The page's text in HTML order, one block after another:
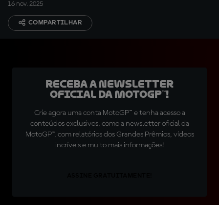
16 nov. 2025
COMPARTILHAR
Receba a newsletter
oficial da MotoGP™!
Crie agora uma conta MotoGP™ e tenha acesso a
conteúdos exclusivos, como a newsletter oficial da
MotoGP™, com relatórios dos Grandes Prêmios, vídeos
incríveis e muito mais informações!